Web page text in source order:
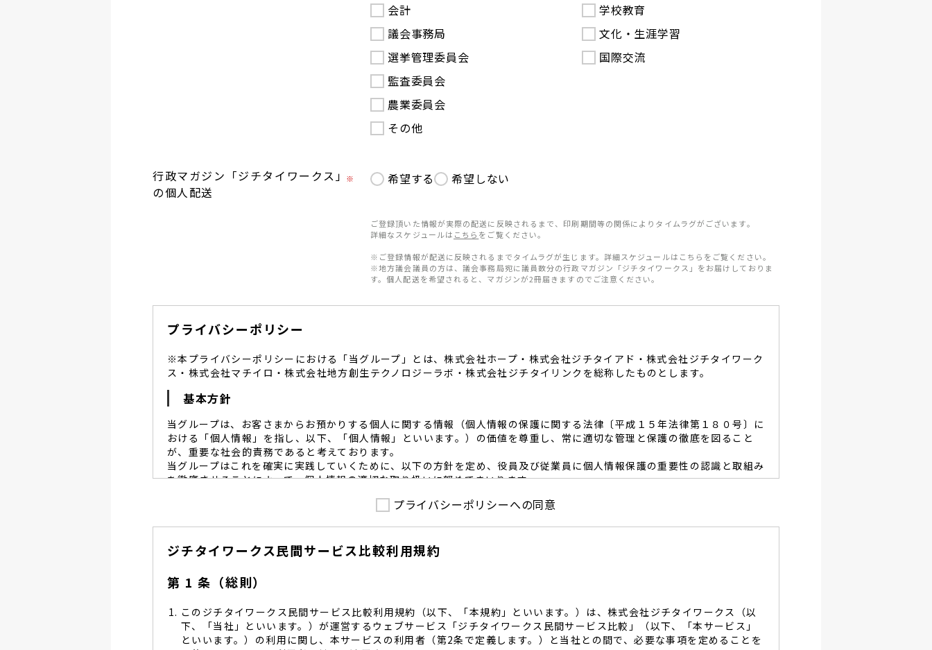
会計
議会事務局
選挙管理委員会
監査委員会
農業委員会
その他
学校教育
文化・生涯学習
国際交流
行政マガジン「ジチタイワークス」
の個人配送
※ 希望する 希望しない
ご登録頂いた情報が実際の配送に反映されるまで、印刷期間等の関係によりタイムラグがございます。
詳細なスケジュールは こちら をご覧ください。
※ご登録情報が配送に反映されるまでタイムラグが生じます。詳細スケジュールはこちらをご覧ください。
※地方議会議員の方は、議会事務局宛に議員数分の行政マガジン「ジチタイワークス」をお届けしておりま
す。個人配送を希望されると、マガジンが2冊届きますのでご注意ください。
プライバシーポリシー
※本プライバシーポリシーにおける「当グループ」とは、株式会社ホープ・株式会社ジチタイアド・株式会社ジチタイワーク
ス・株式会社マチイロ・株式会社地方創生テクノロジーラボ・株式会社ジチタイリンクを総称したものとします。
基本方針
当グループは、お客さまからお預かりする個人に関する情報（個人情報の保護に関する法律〔平成１５年法律第１８０号〕に
おける「個人情報」を指し、以下、「個人情報」といいます。）の価値を尊重し、常に適切な管理と保護の徹底を図ること
が、重要な社会的責務であると考えております。
当グループはこれを確実に実践していくために、以下の方針を定め、役員及び従業員に個人情報保護の重要性の認識と取組み
を徹底させることによって、個人情報の適切な取り扱いに努めてまいります。
当グループは、個人情報保護に係る法令その他の規範を遵守するとともに、本ポリシーの内容を適宜見直し、その改善と
個人情報保護に努めます。
し、同意を得た必要な範囲内で適切な取得、利用目的の範囲内で利用を致します。
管理を求め、委託先を監督致します。
当グループは、お預かりする個人情報を正確かつ安全に保つとともに、不正アクセス・紛失・破壊・改竄・漏洩等に対す
る予防並びに是正の為、社内規程を整備し、必要かつ適切な措置を講じます。
当グループは、個人情報保護に関する社内のマネジメントシステムを定め、組織体制を整備し、役員及び従業員に徹底致
します。
プライバシーポリシーへの同意
ジチタイワークス民間サービス比較利用規約
第 1 条（総則）
このジチタイワークス民間サービス比較利用規約（以下、「本規約」といいます。）は、株式会社ジチタイワークス（以
下、「当社」といいます。）が運営するウェブサービス「ジチタイワークス民間サービス比較」（以下、「本サービス」
といいます。）の利用に関し、本サービスの利用者（第2条で定義します。）と当社との間で、必要な事項を定めることを